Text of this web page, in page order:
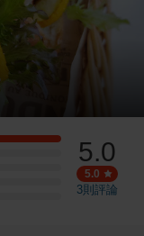
5.0
5.0
3則評論